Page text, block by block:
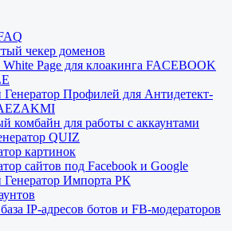
чекер доменов
White Page для клоакинга FACEBOOK
Профилей для Антидетект-
комбайн для работы с аккаунтами
QUIZ
картинок
сайтов под Facebook и Google
Импорта РК
IP-адресов ботов и FB-модераторов